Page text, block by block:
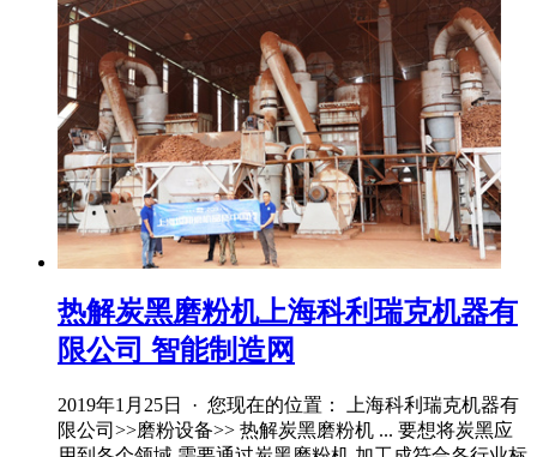
热解炭黑磨粉机上海科利瑞克机器有
限公司 智能制造网
2019年1月25日 · 您现在的位置： 上海科利瑞克机器有
限公司>>磨粉设备>> 热解炭黑磨粉机 ... 要想将炭黑应